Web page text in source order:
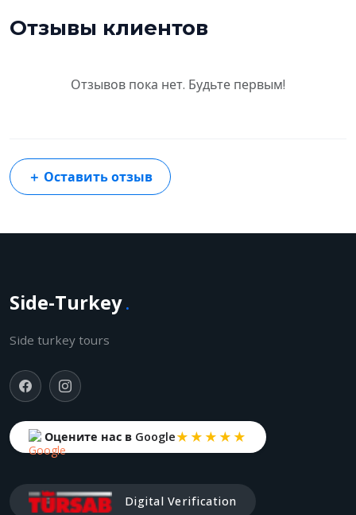
Отзывы клиентов
Отзывов пока нет. Будьте первым!
＋ Оставить отзыв
Side-Turkey.
Side turkey tours
Оцените нас в Google★★★★★
Digital Verification